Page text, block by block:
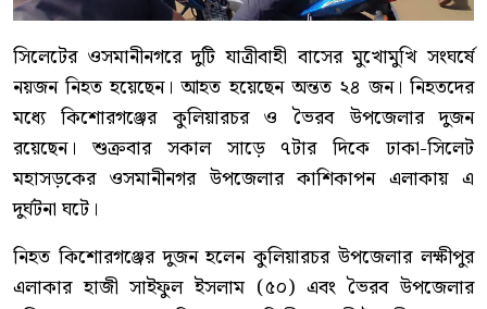
সিলেটের ওসমানীনগরে দুটি যাত্রীবাহী বাসের মুখোমুখি সংঘর্ষে
নয়জন নিহত হয়েছেন। আহত হয়েছেন অন্তত ২৪ জন। নিহতদের
মধ্যে কিশোরগঞ্জের কুলিয়ারচর ও ভৈরব উপজেলার দুজন
রয়েছেন। শুক্রবার সকাল সাড়ে ৭টার দিকে ঢাকা-সিলেট
মহাসড়কের ওসমানীনগর উপজেলার কাশিকাপন এলাকায় এ
দুর্ঘটনা ঘটে।
নিহত কিশোরগঞ্জের দুজন হলেন কুলিয়ারচর উপজেলার লক্ষীপুর
এলাকার হাজী সাইফুল ইসলাম (৫০) এবং ভৈরব উপজেলার